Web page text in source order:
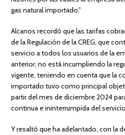
gas natural importado.”
Alcanos recordó que las tarifas
de la Regulación de la CREG, que
servicio a todos los usuarios de la
anterior, no está incumpliendo la
vigente, teniendo en cuenta que la
importado tuvo como principal
partir del mes de diciembre 2024
continua e ininterrumpida del
Y resaltó que ha adelantado, con la